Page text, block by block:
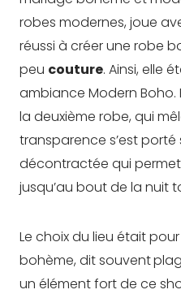
robes modernes, joue
réussi à créer une robe
peu couture. Ainsi, elle
ambiance Modern Boho.
la deuxième robe, qui
transparence s’est porté
décontractée qui
jusqu’au bout de la nuit
Le choix du lieu était
bohème, dit souvent
un élément fort de ce